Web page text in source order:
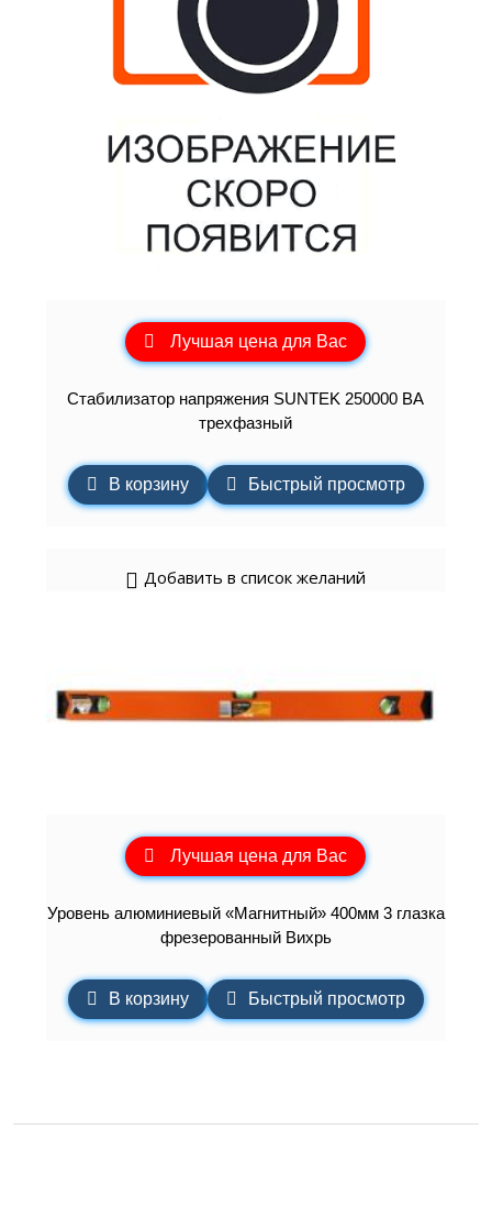
Лучшая цена для Вас
Стабилизатор напряжения SUNTEK 250000 ВА
трехфазный
В корзину Быстрый просмотр
Добавить в список желаний
Лучшая цена для Вас
Уровень алюминиевый «Магнитный» 400мм 3 глазка
фрезерованный Вихрь
В корзину Быстрый просмотр